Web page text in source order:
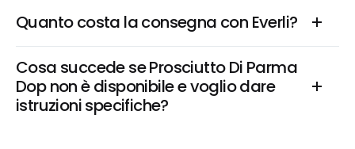
Quanto costa la consegna con Everli?
Cosa succede se Prosciutto Di Parma
Dop non è disponibile e voglio dare
istruzioni specifiche?